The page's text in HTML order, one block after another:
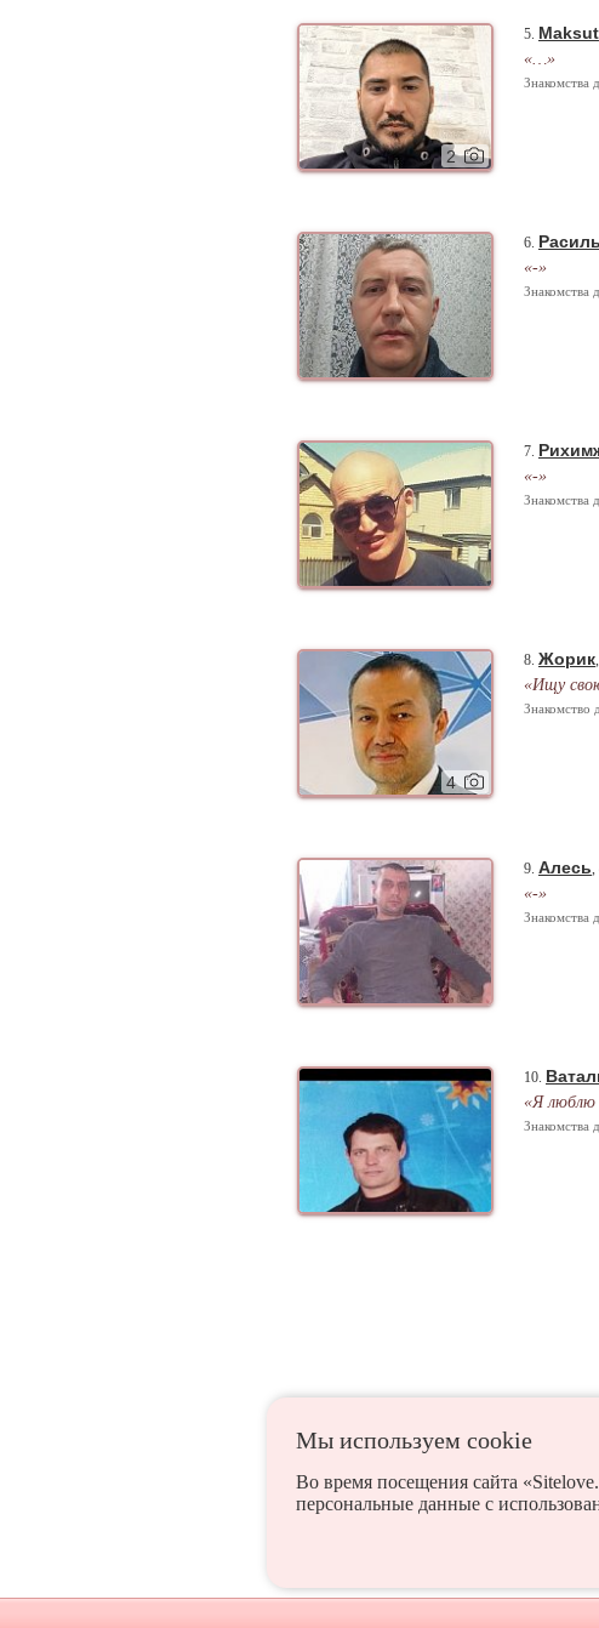
2
5. Maksut
«…»
Знакомства
6. Расиль
«-»
Знакомства
7.
«-»
Знакомства
4
8. Жорик
«Ищу
Знакомство
9. Алесь,
«-»
Знакомства
10.
«Я люблю
Знакомства
Айдабол
Державинск Есиль
Мы используем сookie
Во время посещения сайта
персональные данные с